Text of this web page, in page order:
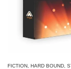
FICTION, HARD BOUND,